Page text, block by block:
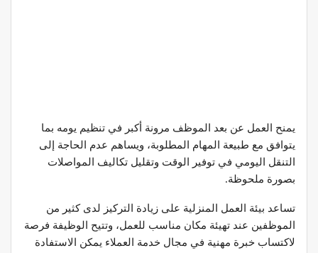
يمنح العمل عن بعد الموظف مرونة أكبر في تنظيم يومه بما
يتوافق مع طبيعة المهام المطلوبة، ويساهم عدم الحاجة إلى
التنقل اليومي في توفير الوقت وتقليل تكاليف المواصلات
بصورة ملحوظة.
تساعد بيئة العمل المنزلية على زيادة التركيز لدى كثير من
الموظفين عند تهيئة مكان مناسب للعمل، وتتيح الوظيفة فرصة
لاكتساب خبرة مهنية في مجال خدمة العملاء يمكن الاستفادة